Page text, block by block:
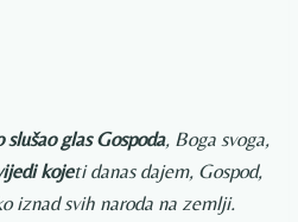
glas Gospoda, Boga svoga,
kojeti danas dajem, Gospod,
iznad svih naroda na zemlji.